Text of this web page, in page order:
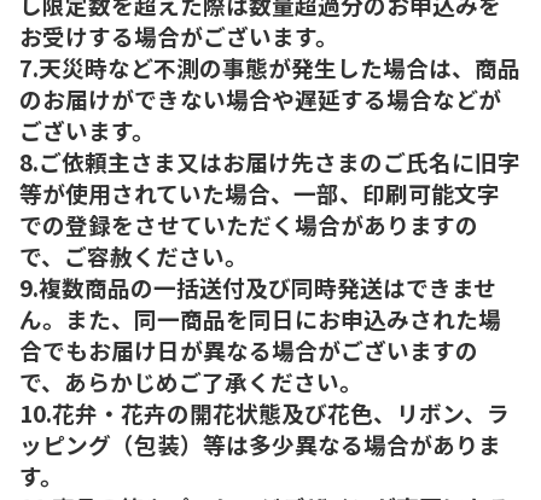
お受けする場合がございます。
7.天災時など不測の事態が発生した場合は、商品
のお届けができない場合や遅延する場合などが
ございます。
8.ご依頼主さま又はお届け先さまのご氏名に旧字
等が使用されていた場合、一部、印刷可能文字
での登録をさせていただく場合がありますの
で、ご容赦ください。
9.複数商品の一括送付及び同時発送はできませ
ん。また、同一商品を同日にお申込みされた場
合でもお届け日が異なる場合がございますの
で、あらかじめご了承ください。
10.花弁・花卉の開花状態及び花色、リボン、ラ
ッピング（包装）等は多少異なる場合がありま
す。